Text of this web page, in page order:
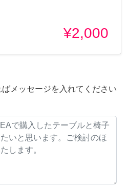
¥2,000
メッセージを入れてください